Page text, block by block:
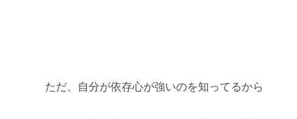
ただ、自分が依存心が強いのを知ってるから